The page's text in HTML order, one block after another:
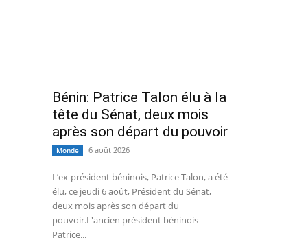
Bénin: Patrice Talon élu à la
tête du Sénat, deux mois
après son départ du pouvoir
Monde 6 août 2026
L’ex-président béninois, Patrice Talon, a été
élu, ce jeudi 6 août, Président du Sénat,
deux mois après son départ du
pouvoir.L'ancien président béninois
Patrice...